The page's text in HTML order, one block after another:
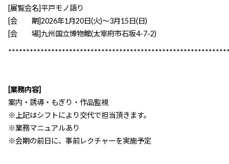
[展覧会名]平戸モノ語り
[会 期]2026年1月20日(火)～3月15日(日)
[会 場]九州国立博物館(太宰府市石坂4-7-2)
[業務内容]
案内・誘導・もぎり・作品監視
※上記はシフトにより交代で担当頂きます。
※業務マニュアルあり
※会期の前日に、事前レクチャーを実施予定